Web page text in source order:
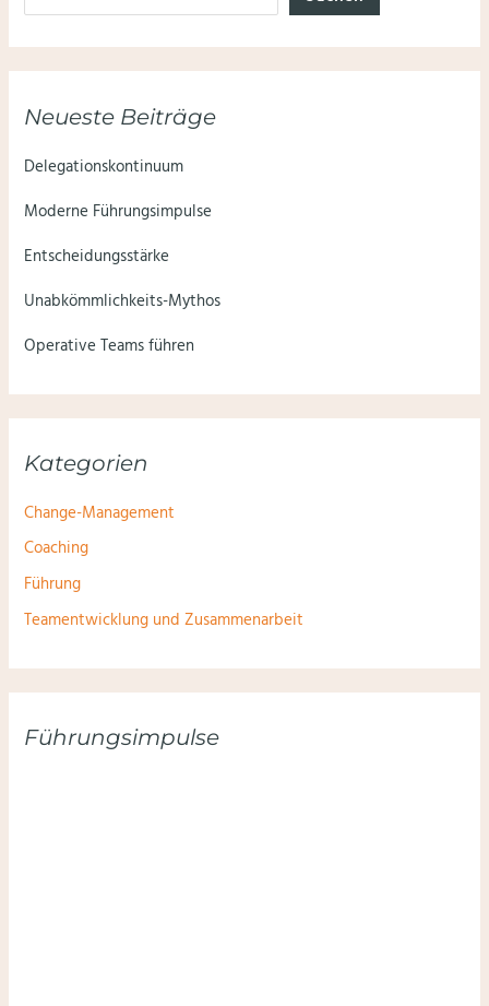
Neueste Beiträge
Delegationskontinuum
Moderne Führungsimpulse
Entscheidungsstärke
Unabkömmlichkeits-Mythos
Operative Teams führen
Kategorien
Change-Management
Coaching
Führung
Teamentwicklung und Zusammenarbeit
Führungsimpulse